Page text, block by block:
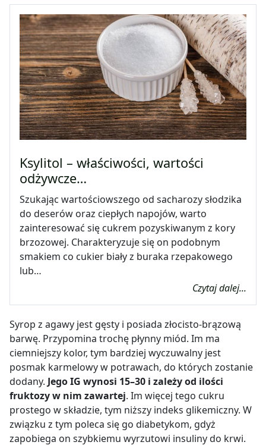
Ksylitol – właściwości, wartości
odżywcze…
Szukając wartościowszego od sacharozy słodzika
do deserów oraz ciepłych napojów, warto
zainteresować się cukrem pozyskiwanym z kory
brzozowej. Charakteryzuje się on podobnym
smakiem co cukier biały z buraka rzepakowego
lub…
Czytaj dalej...
Syrop z agawy jest gęsty i posiada złocisto-brązową
barwę. Przypomina trochę płynny miód. Im ma
ciemniejszy kolor, tym bardziej wyczuwalny jest
posmak karmelowy w potrawach, do których zostanie
dodany. Jego IG wynosi 15–30 i zależy od ilości
fruktozy w nim zawartej. Im więcej tego cukru
prostego w składzie, tym niższy indeks glikemiczny. W
związku z tym poleca się go diabetykom, gdyż
zapobiega on szybkiemu wyrzutowi insuliny do krwi.